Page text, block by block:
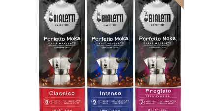
TOEVOEGEN AAN
WINKELWAGEN